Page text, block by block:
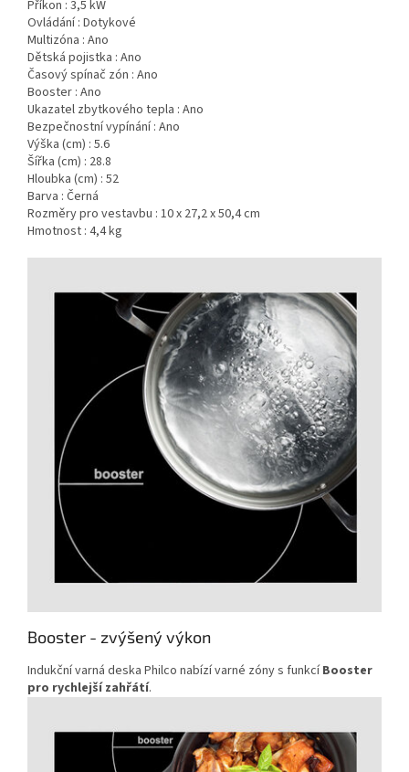
Příkon : 3,5 kW
Ovládání : Dotykové
Multizóna : Ano
Dětská pojistka : Ano
Časový spínač zón : Ano
Booster : Ano
Ukazatel zbytkového tepla : Ano
Bezpečnostní vypínání : Ano
Výška (cm) : 5.6
Šířka (cm) : 28.8
Hloubka (cm) : 52
Barva : Černá
Rozměry pro vestavbu : 10 x 27,2 x 50,4 cm
Hmotnost : 4,4 kg
Booster - zvýšený výkon
Indukční varná deska Philco nabízí varné zóny s funkcí Booster
pro rychlejší zahřátí.